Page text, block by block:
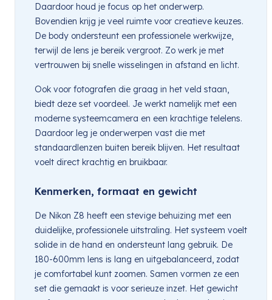
Daardoor houd je focus op het onderwerp.
Bovendien krijg je veel ruimte voor creatieve keuzes.
De body ondersteunt een professionele werkwijze,
terwijl de lens je bereik vergroot. Zo werk je met
vertrouwen bij snelle wisselingen in afstand en licht.
Ook voor fotografen die graag in het veld staan,
biedt deze set voordeel. Je werkt namelijk met een
moderne systeemcamera en een krachtige telelens.
Daardoor leg je onderwerpen vast die met
standaardlenzen buiten bereik blijven. Het resultaat
voelt direct krachtig en bruikbaar.
Kenmerken, formaat en gewicht
De Nikon Z8 heeft een stevige behuizing met een
duidelijke, professionele uitstraling. Het systeem voelt
solide in de hand en ondersteunt lang gebruik. De
180-600mm lens is lang en uitgebalanceerd, zodat
je comfortabel kunt zoomen. Samen vormen ze een
set die gemaakt is voor serieuze inzet. Het gewicht